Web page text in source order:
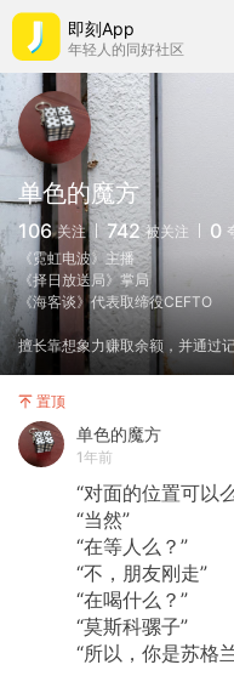
即刻App
年轻人的同好社区
单色的魔方
106 关注 742 被关注 0
《霓虹电波》主播
《择日放送局》掌局
《海客谈》代表取缔役CEFTO
擅长靠想象力赚取余额，并通过
置顶
单色的魔方
1年前
“对面的位置可以
“当然”
“在等人么？”
“不，朋友刚走”
“在喝什么？”
“莫斯科骡子”
“所以，你是苏格